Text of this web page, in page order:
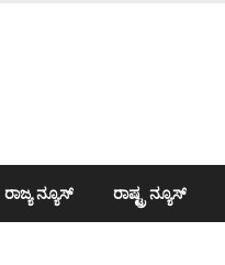
ರಾಜ್ಯ ನ್ಯೂಸ್ ರಾಷ್ಟ್ರ ನ್ಯೂಸ್